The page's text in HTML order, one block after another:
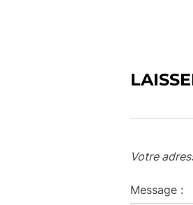
Votre
Message :